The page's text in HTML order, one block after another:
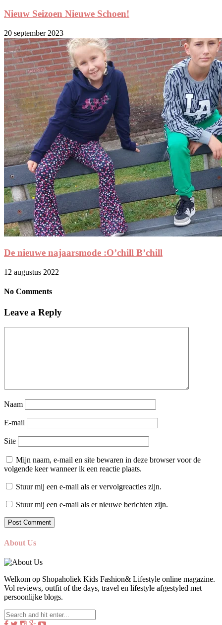
Nieuw Seizoen Nieuwe Schoen!
20 september 2023
De nieuwe najaarsmode :O’chill B’chill
12 augustus 2022
No Comments
Leave a Reply
Naam
E-mail
Site
Mijn naam, e-mail en site bewaren in deze browser voor de
volgende keer wanneer ik een reactie plaats.
Stuur mij een e-mail als er vervolgreacties zijn.
Stuur mij een e-mail als er nieuwe berichten zijn.
About Us
Welkom op Shopaholiek Kids Fashion& Lifestyle online magazine.
Vol reviews, outfit of the days, travel en lifestyle afgestyled met
persoonlijke blogs.